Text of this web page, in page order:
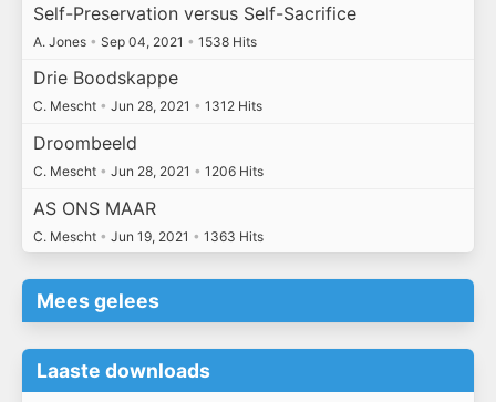
Self-Preservation versus Self-Sacrifice
A. Jones • Sep 04, 2021 • 1538 Hits
Drie Boodskappe
C. Mescht • Jun 28, 2021 • 1312 Hits
Droombeeld
C. Mescht • Jun 28, 2021 • 1206 Hits
AS ONS MAAR
C. Mescht • Jun 19, 2021 • 1363 Hits
Mees gelees
Laaste downloads